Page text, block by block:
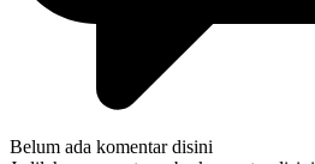
Belum ada komentar disini